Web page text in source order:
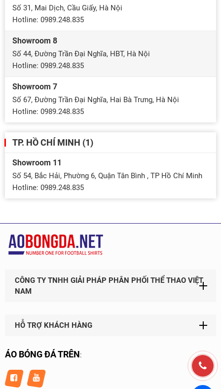
Số 31, Mai Dịch, Cầu Giấy, Hà Nội
Hotline: 0989.248.835
Showroom 8
Số 44, Đường Trần Đại Nghĩa, HBT, Hà Nội
Hotline: 0989.248.835
Showroom 7
Số 67, Đường Trần Đại Nghĩa, Hai Bà Trưng, Hà Nội
Hotline: 0989.248.835
TP. HỒ CHÍ MINH (1)
Showroom 11
Số 54, Bắc Hải, Phường 6, Quận Tân Bình , TP Hồ Chí Minh
Hotline: 0989.248.835
CÔNG TY TNHH GIẢI PHÁP PHÂN PHỐI THỂ THAO VIỆT
NAM
HỖ TRỢ KHÁCH HÀNG
ÁO BÓNG ĐÁ TRÊN: